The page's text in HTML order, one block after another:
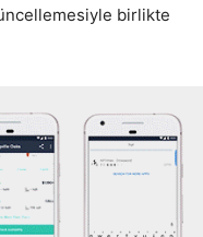
birlikte